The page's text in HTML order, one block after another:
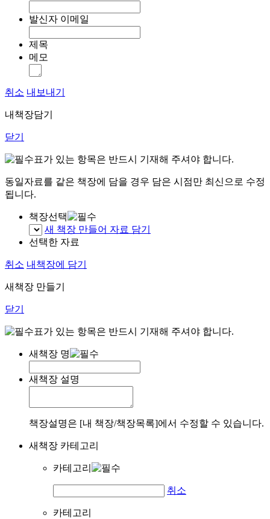
발신자 이메일
제목
메모
취소 내보내기
내책장담기
닫기
표가 있는 항목은 반드시 기재해 주셔야 합니다.
동일자료를 같은 책장에 담을 경우 담은 시점만 최신으로 수정
됩니다.
책장선택
새 책장 만들어 자료 담기
선택한 자료
취소 내책장에 담기
새책장 만들기
닫기
표가 있는 항목은 반드시 기재해 주셔야 합니다.
새책장 명
새책장 설명
책장설명은 [내 책장/책장목록]에서 수정할 수 있습니다.
새책장 카테고리
카테고리
취소
카테고리